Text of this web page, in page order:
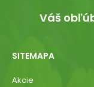
Váš
SITEMAPA
Akcie